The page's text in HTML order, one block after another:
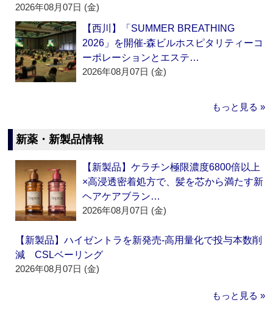
2026年08月07日 (金)
【西川】「SUMMER BREATHING
2026」を開催‐森ビルホスピタリティーコ
ーポレーションとエステ…
2026年08月07日 (金)
もっと見る »
新薬・新製品情報
【新製品】ケラチン極限濃度6800倍以上
×高浸透密着処方で、髪を芯から満たす新
ヘアケアブラン…
2026年08月07日 (金)
【新製品】ハイゼントラを新発売‐高用量化で投与本数削
減 CSLベーリング
2026年08月07日 (金)
もっと見る »